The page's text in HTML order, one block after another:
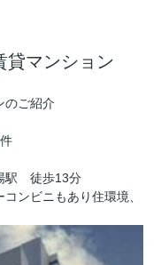
貸マンション
のご紹介
駅 徒歩13分
ンビニもあり住環境、